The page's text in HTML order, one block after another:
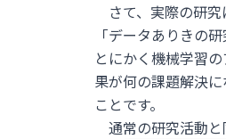
さて、実際の研究
「データありきの
とにかく機械学習
果が何の課題解決
ことです。
通常の研究活動と